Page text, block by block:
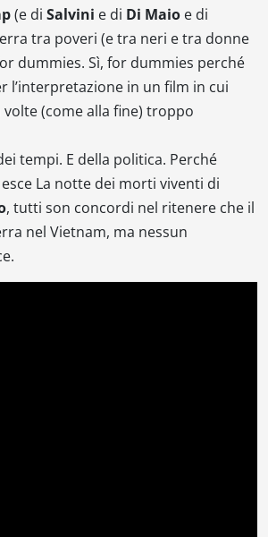
(e di Salvini e di Di Maio e di
tra poveri (e tra neri e tra donne
dummies. Sì, for dummies perché
l’interpretazione in un film in cui
(come alla fine) troppo
tempi. E della politica. Perché
La notte dei morti viventi di
, tutti son concordi nel ritenere che il
nel Vietnam, ma nessun